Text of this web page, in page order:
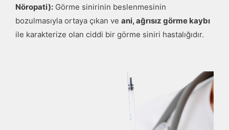
Nöropati): Görme sinirinin beslenmesinin
bozulmasıyla ortaya çıkan ve ani, ağrısız görme kaybı
ile karakterize olan ciddi bir görme siniri hastalığıdır.